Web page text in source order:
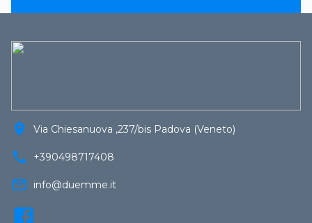
location_on Via Chiesanuova ,237/bis Padova (Veneto)
call +390498717408
mail_outline info@duemme.it